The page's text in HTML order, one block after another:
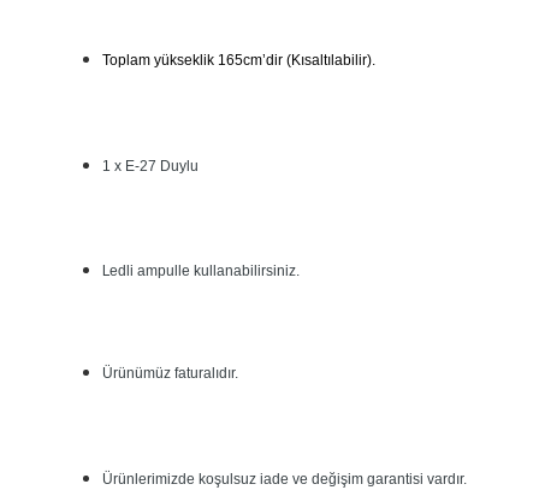
Toplam yükseklik 165cm’dir (Kısaltılabilir).
1 x E-27 Duylu
Ledli ampulle kullanabilirsiniz.
Ürünümüz faturalıdır.
Ürünlerimizde koşulsuz iade ve değişim garantisi vardır.